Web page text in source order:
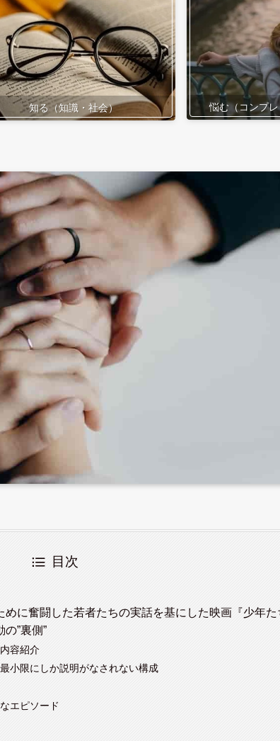
知る（知識・社会） 悩む（コンプ
目次
に奮闘した若者たちの実話を基にした映画『少年た
”裏側”
容紹介
小限にしか説明がなされない構成
エピソード